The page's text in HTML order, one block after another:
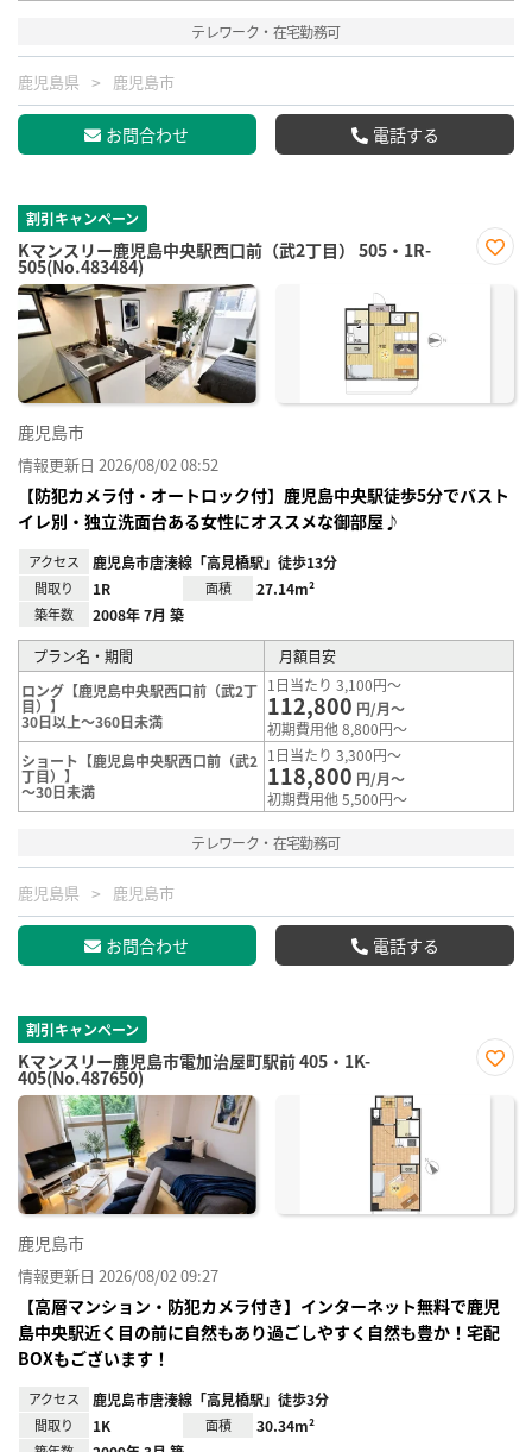
テレワーク・在宅勤務可
鹿児島県 鹿児島市
お問合わせ 電話する
割引キャンペーン
Kマンスリー鹿児島中央駅西口前（武2丁目） 505・1R-
505(No.483484)
に入
鹿児島市
情報更新日 2026/08/02 08:52
【防犯カメラ付・オートロック付】鹿児島中央駅徒歩5分でバスト
イレ別・独立洗面台ある女性にオススメな御部屋♪
アクセス 鹿児島市唐湊線「高見橋駅」徒歩13分
間取り 1R 面積 27.14m²
築年数 2008年 7月 築
プラン名・期間
月額目安
ロング【鹿児島中央駅西口前（武2丁
目）】
30日以上～360日未満
1日当たり 3,100円～
112,800 円/月～
初期費用他 8,800円～
ショート【鹿児島中央駅西口前（武2
丁目）】
～30日未満
1日当たり 3,300円～
118,800 円/月～
初期費用他 5,500円～
テレワーク・在宅勤務可
鹿児島県 鹿児島市
お問合わせ 電話する
割引キャンペーン
Kマンスリー鹿児島市電加治屋町駅前 405・1K-
405(No.487650)
に入
鹿児島市
情報更新日 2026/08/02 09:27
【高層マンション・防犯カメラ付き】インターネット無料で鹿児
島中央駅近く目の前に自然もあり過ごしやすく自然も豊か！宅配
BOXもございます！
アクセス 鹿児島市唐湊線「高見橋駅」徒歩3分
間取り 1K 面積 30.34m²